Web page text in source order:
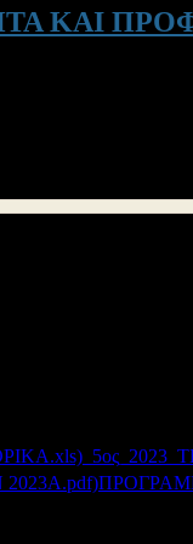
ΚΑΙ
οδού Λορέντζου